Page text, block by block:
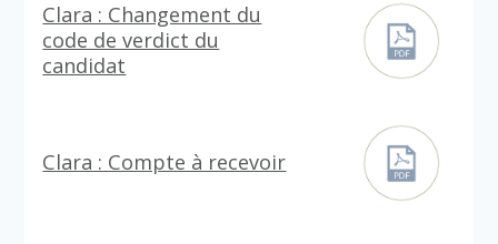
Clara : Changement du
code de verdict du
candidat
Clara : Compte à recevoir